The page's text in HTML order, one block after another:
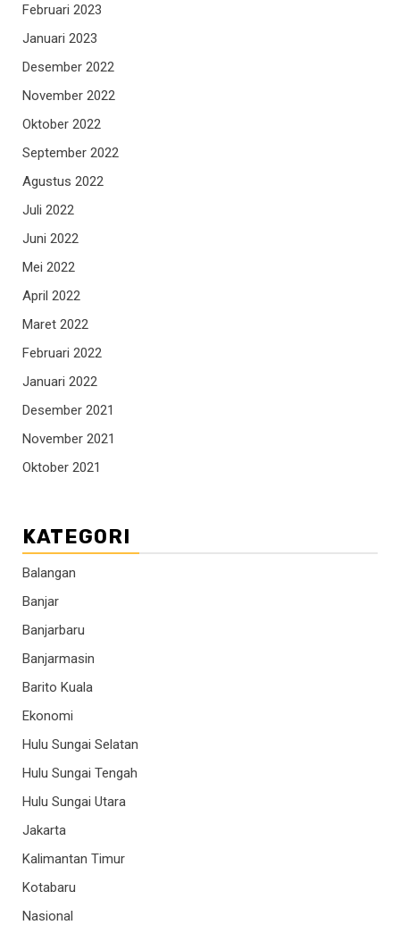
Februari 2023
Januari 2023
Desember 2022
November 2022
Oktober 2022
September 2022
Agustus 2022
Juli 2022
Juni 2022
Mei 2022
April 2022
Maret 2022
Februari 2022
Januari 2022
Desember 2021
November 2021
Oktober 2021
KATEGORI
Balangan
Banjar
Banjarbaru
Banjarmasin
Barito Kuala
Ekonomi
Hulu Sungai Selatan
Hulu Sungai Tengah
Hulu Sungai Utara
Jakarta
Kalimantan Timur
Kotabaru
Nasional